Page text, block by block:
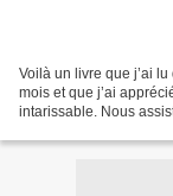
Voilà un livre que j’ai
mois et que j’ai
intarissable. Nous